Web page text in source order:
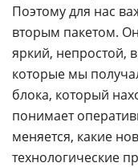
Поэтому для нас
вторым пакетом.
яркий, непростой,
которые мы
блока, который
понимает
меняется, какие
технологические